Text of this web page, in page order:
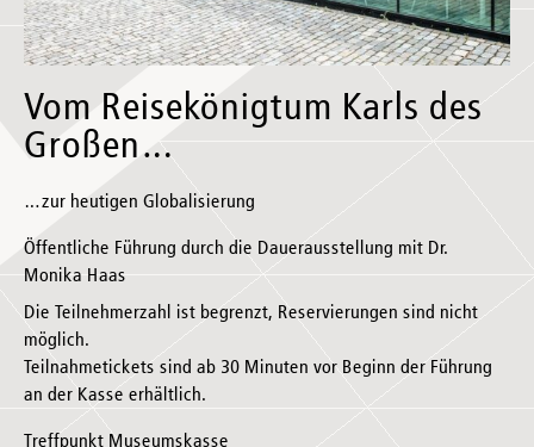
Vom Reisekönigtum Karls des
Großen…
…zur heutigen Globalisierung
Öffentliche Führung durch die Dauerausstellung mit Dr.
Monika Haas
Die Teilnehmerzahl ist begrenzt, Reservierungen sind nicht
möglich.
Teilnahmetickets sind ab 30 Minuten vor Beginn der Führung
an der Kasse erhältlich.
Treffpunkt Museumskasse